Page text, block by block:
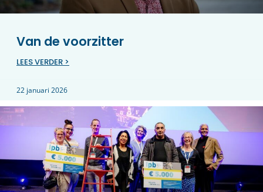
Van de voorzitter
LEES VERDER >
22 januari 2026